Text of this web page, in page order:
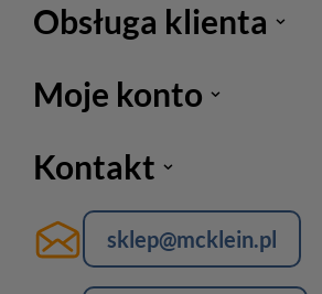
Obsługa klienta
Moje konto
Kontakt
sklep@mcklein.pl